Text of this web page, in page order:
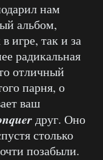
нам
альбом,
игре, так и за
радикальная
отличный
парня, о
ваш
друг. Оно
столько
позабыли.